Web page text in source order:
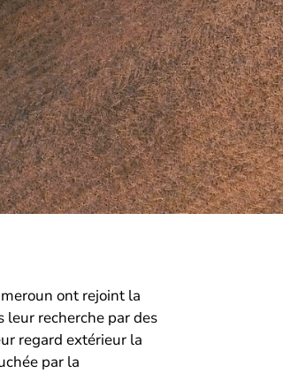
ont rejoint la
recherche par des
regard extérieur la
par la